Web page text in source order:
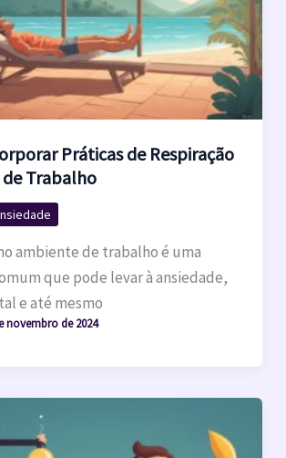
Práticas de Respiração
Trabalho
ambiente de trabalho é uma
que pode levar à ansiedade,
e até mesmo
novembro de 2024